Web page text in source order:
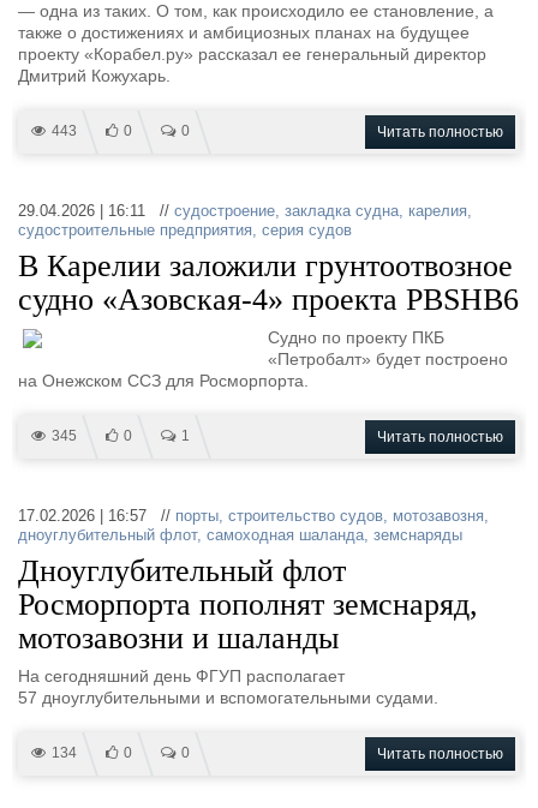
— одна из таких. О том, как происходило ее становление, а
также о достижениях и амбициозных планах на будущее
проекту «Корабел.ру» рассказал ее генеральный директор
Дмитрий Кожухарь.
443 0 0 Читать полностью
29.04.2026 | 16:11 // судостроение, закладка судна, карелия,
судостроительные предприятия, серия судов
В Карелии заложили грунтоотвозное
судно «Азовская-4» проекта PBSHB6
Судно по проекту ПКБ
«Петробалт» будет построено
на Онежском ССЗ для Росморпорта.
345 0 1 Читать полностью
17.02.2026 | 16:57 // порты, строительство судов, мотозавозня,
дноуглубительный флот, самоходная шаланда, земснаряды
Дноуглубительный флот
Росморпорта пополнят земснаряд,
мотозавозни и шаланды
На сегодняшний день ФГУП располагает
57 дноуглубительными и вспомогательными судами.
134 0 0 Читать полностью